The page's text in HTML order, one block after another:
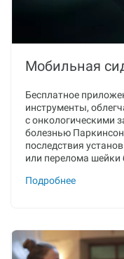
Мобильная
Бесплатное
инструменты,
с онкологическими
болезнью
последствия
или перелома шейки
Подробнее